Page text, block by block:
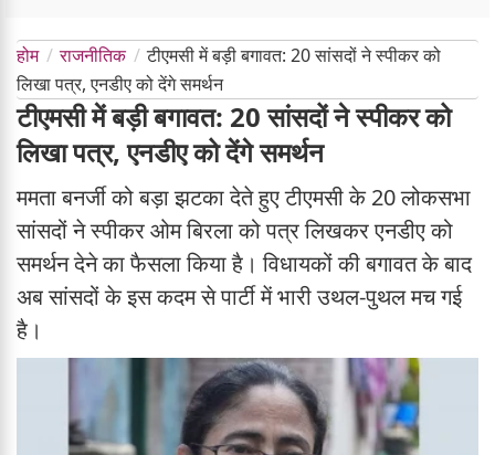
होम राजनीतिक
टीएमसी में बड़ी बगावत: 20 सांसदों ने स्पीकर को
लिखा पत्र, एनडीए को देंगे समर्थन
टीएमसी में बड़ी बगावत: 20 सांसदों ने स्पीकर को
लिखा पत्र, एनडीए को देंगे समर्थन
ममता बनर्जी को बड़ा झटका देते हुए टीएमसी के 20 लोकसभा
सांसदों ने स्पीकर ओम बिरला को पत्र लिखकर एनडीए को
समर्थन देने का फैसला किया है। विधायकों की बगावत के बाद
अब सांसदों के इस कदम से पार्टी में भारी उथल-पुथल मच गई
है।